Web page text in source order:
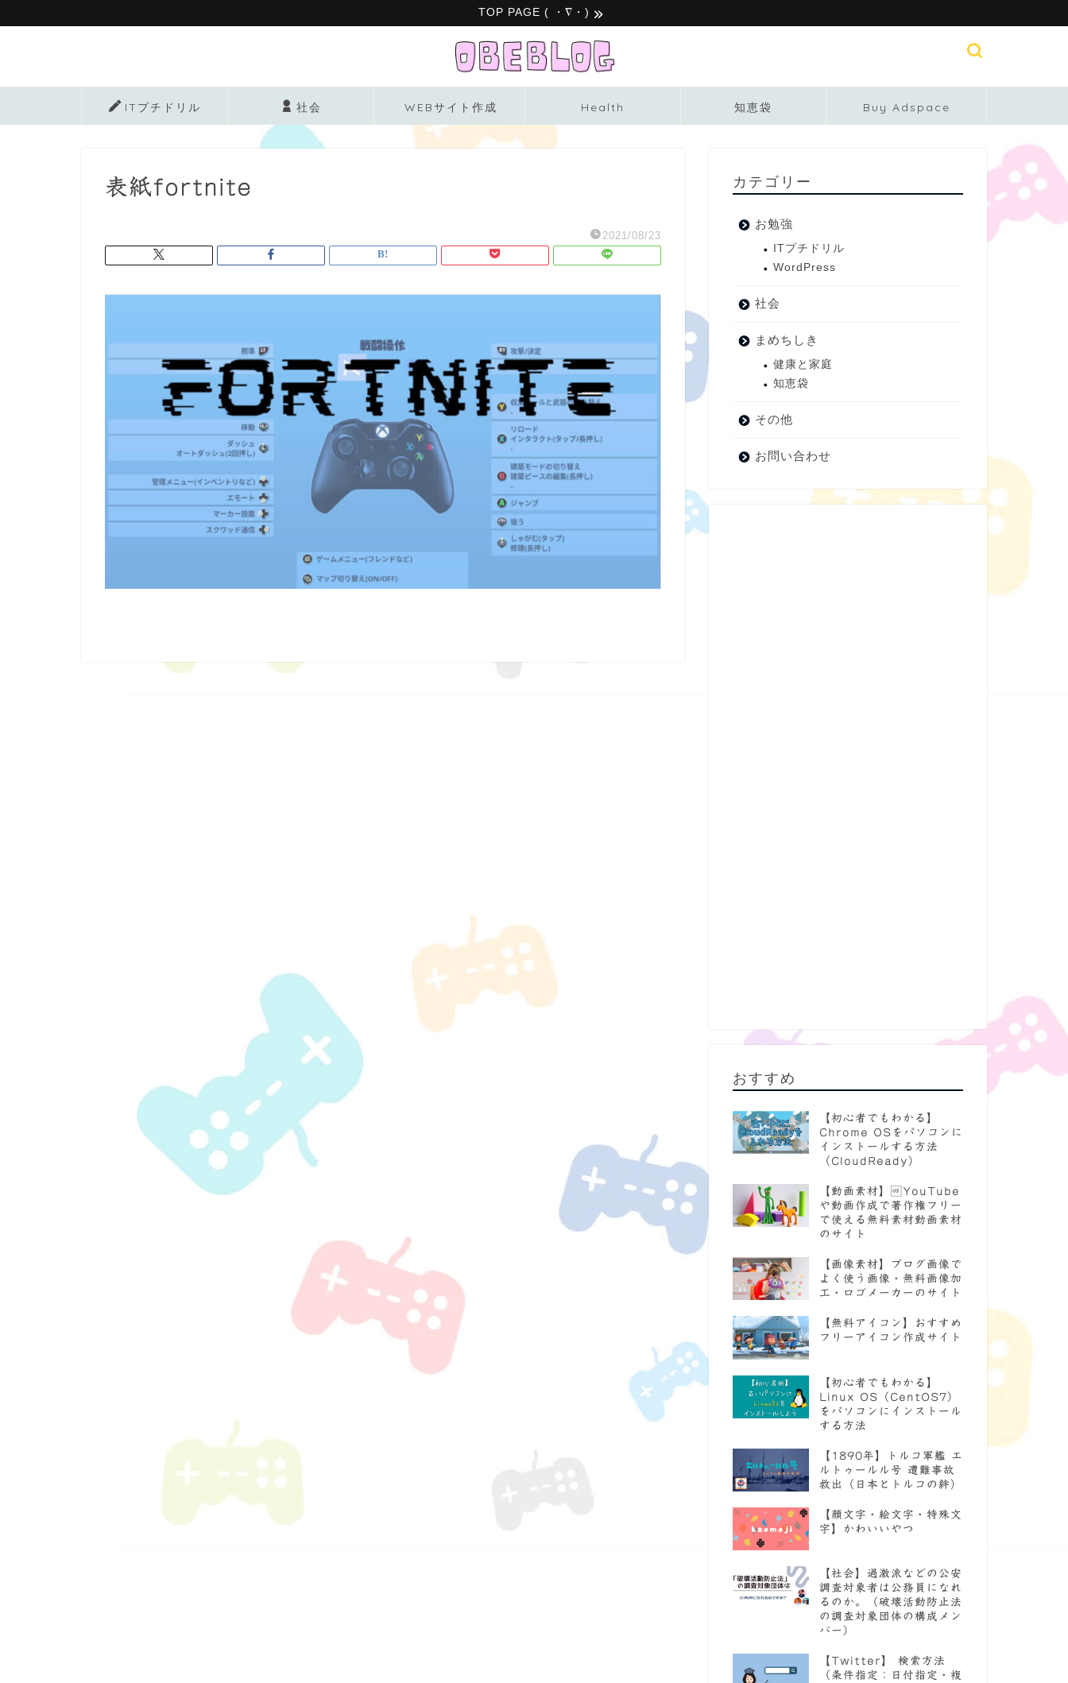
TOP PAGE ( ・∇・)
ITプチドリル 社会 WEBサイト作成 Health 知恵袋 Buy Adspace
表紙fortnite
2021/08/23
カテゴリー
お勉強
ITプチドリル
WordPress
社会
まめちしき
健康と家庭
知恵袋
その他
お問い合わせ
おすすめ
【初心者でもわかる】
Chrome OSをパソコンに
インストールする方法
（CloudReady）
【動画素材】YouTube
や動画作成で著作権フリー
で使える無料素材動画素材
のサイト
【画像素材】ブログ画像で
よく使う画像・無料画像加
工・ロゴメーカーのサイト
【無料アイコン】おすすめ
フリーアイコン作成サイト
【初心者でもわかる】
Linux OS（CentOS7）
をパソコンにインストール
する方法
【1890年】トルコ軍艦 エ
ルトゥールル号 遭難事故
救出（日本とトルコの絆）
【顔文字・絵文字・特殊文
字】かわいいやつ
【社会】過激派などの公安
調査対象者は公務員になれ
るのか。（破壊活動防止法
の調査対象団体の構成メン
バー）
【Twitter】 検索方法
（条件指定：日付指定・複